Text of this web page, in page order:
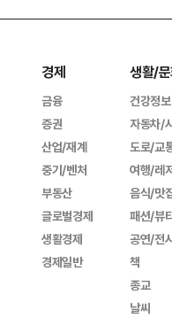
경제
금융
증권
산업/재계
중기/벤처
부동산
글로벌경제
생활경제
경제일반
생활/
건강정보
자동차/
도로/교
여행/레
음식/맛
패션/뷰
공연/전
책
종교
날씨